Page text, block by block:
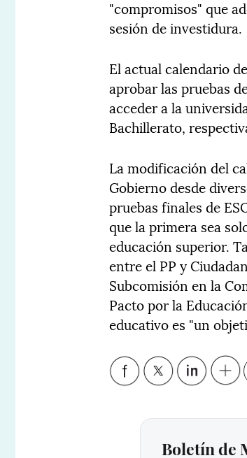
"compromisos" que
sesión de investidura.
El actual calendario
aprobar las pruebas
acceder a la
Bachillerato,
La modificación del
Gobierno desde
pruebas finales de
que la primera sea
educación superior.
entre el PP y
Subcomisión en la
Pacto por la
educativo es "un
Boletín de